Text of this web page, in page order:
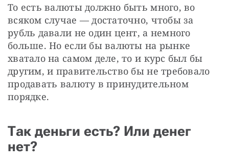
То есть валюты должно быть много, во
всяком случае — достаточно, чтобы за
рубль давали не один цент, а немного
больше. Но если бы валюты на рынке
хватало на самом деле, то и курс был бы
другим, и правительство бы не требовало
продавать валюту в принудительном
порядке.
Так деньги есть? Или денег
нет?